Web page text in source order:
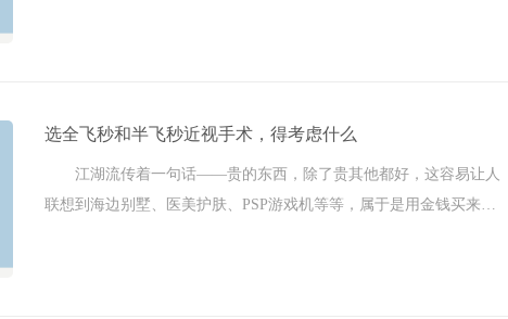
选全飞秒和半飞秒近视手术，得考虑什么
江湖流传着一句话——贵的东西，除了贵其他都好，这容易让人
联想到海边别墅、医美护肤、PSP游戏机等等，属于是用金钱买来的